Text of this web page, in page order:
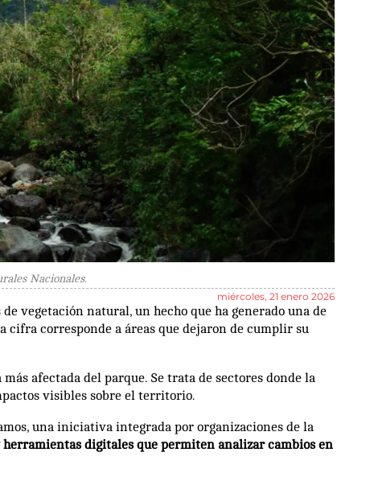
Nacionales.
miércoles, 21 enero 2026
vegetación natural, un hecho que ha generado una de
cifra corresponde a áreas que dejaron de cumplir su
afectada del parque. Se trata de sectores donde la
visibles sobre el territorio.
una iniciativa integrada por organizaciones de la
digitales que permiten analizar cambios en